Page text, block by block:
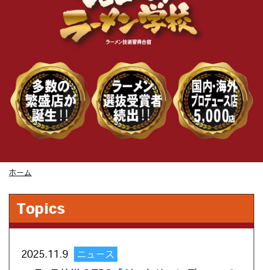
ホーム
Topics
2025.11.9 ニュース